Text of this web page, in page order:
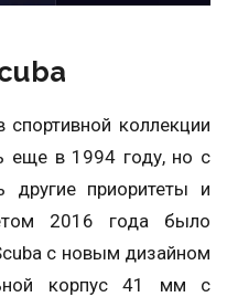
коллекции
еще в 1994 году, но с
другие приоритеты и
2016 года было
с новым дизайном
корпус 41 мм с